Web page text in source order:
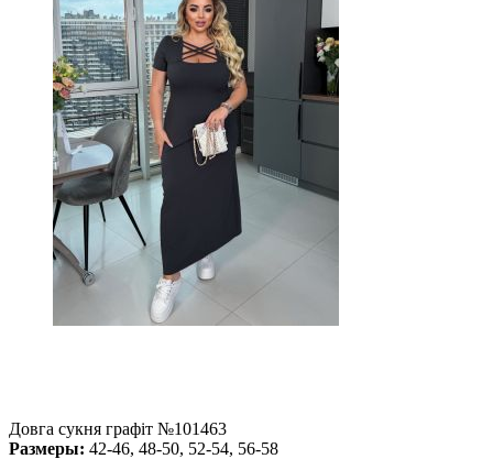
Довга сукня графіт №101463
Размеры: 42-46, 48-50, 52-54, 56-58